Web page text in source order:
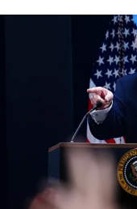
Kültür - Sanat
Magazin
Politika
Sağlık
Spor